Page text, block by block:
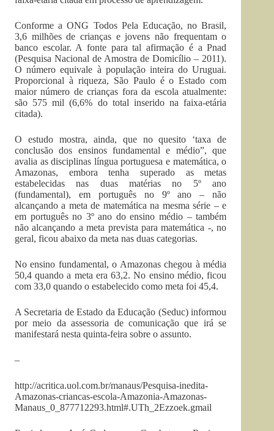
Conforme a ONG Todos Pela Educação, no Brasil,
3,6 milhões de crianças e jovens não frequentam o
banco escolar. A fonte para tal afirmação é a Pnad
(Pesquisa Nacional de Amostra de Domicílio – 2011).
O número equivale à população inteira do Uruguai.
Proporcional à riqueza, São Paulo é o Estado com
maior número de crianças fora da escola atualmente:
são 575 mil (6,6% do total inserido na faixa-etária
citada).
O estudo mostra, ainda, que no quesito ‘taxa de
conclusão dos ensinos fundamental e médio”, que
avalia as disciplinas língua portuguesa e matemática, o
Amazonas, embora tenha superado as metas
estabelecidas nas duas matérias no 5º ano
(fundamental), em português no 9º ano – não
alcançando a meta de matemática na mesma série – e
em português no 3º ano do ensino médio – também
não alcançando a meta prevista para matemática -, no
geral, ficou abaixo da meta nas duas categorias.
No ensino fundamental, o Amazonas chegou à média
50,4 quando a meta era 63,2. No ensino médio, ficou
com 33,0 quando o estabelecido como meta foi 45,4.
A Secretaria de Estado da Educação (Seduc) informou
por meio da assessoria de comunicação que irá se
manifestará nesta quinta-feira sobre o assunto.
–
http://acritica.uol.com.br/manaus/Pesquisa-inedita-
Amazonas-criancas-escola-Amazonia-Amazonas-
Manaus_0_877712293.html#.UTh_2Ezzoek.gmail